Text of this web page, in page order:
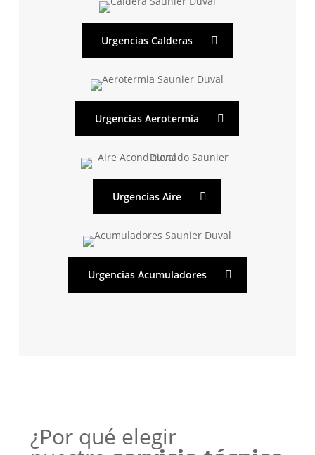
Urgencias Calderas
Urgencias Aerotermia
Urgencias Aire
Urgencias Acumuladores
¿Por qué elegir